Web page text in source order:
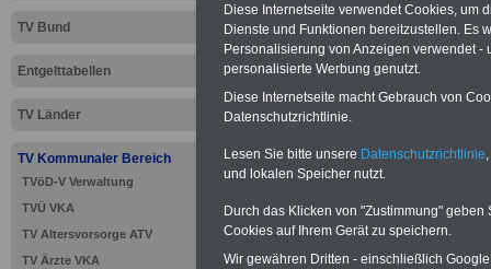
TV Bund
Entgelttabellen
TV Länder
TV Kommunaler Bereich
TVöD-V Verwaltung
TVÜ VKA
TV Altersvorsorge ATV
TV Ärzte VKA
>>> zur
Krankenhäuser
Diese Internetseite verwendet Cookies, um
Dienste und Funktionen bereitzustellen. Es
Personalisierung von Anzeigen verwendet
personalisierte Werbung genutzt.
Diese Internetseite macht Gebrauch von
Datenschutzrichtlinie.
Lesen Sie bitte unsere Datenschutzrichtlinie
und lokalen Speicher nutzt.
Durch das Klicken von "Zustimmung"
Cookies auf Ihrem Gerät zu speichern.
Wir gewähren Dritten - einschließlich